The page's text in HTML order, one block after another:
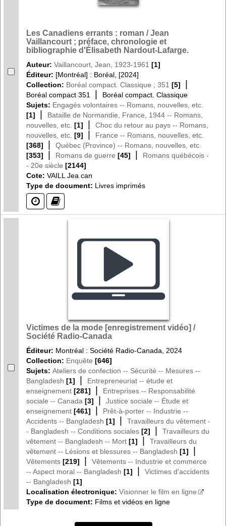
Les Canadiens errants : roman / Jean
Vaillancourt ; préface, chronologie et
bibliographie d'Élisabeth Nardout-Lafarge.
Auteur: Vaillancourt, Jean, 1923-1961 [1]
Éditeur: [Montréal] : Boréal, [2024]
Collection: Boréal compact. Classique ; 351 [5] |
Boréal compact 351 |
Boréal compact. Classique
Sujets: Engagés volontaires -- Romans, nouvelles, etc.
[1]
|
Bataille de Normandie, France, 1944 -- Romans,
nouvelles, etc. [1] |
Choc du retour au pays -- Romans,
nouvelles, etc. [9] |
France -- Romans, nouvelles, etc.
[368]
|
Québec (Province) -- Romans, nouvelles, etc.
[353]
| Romans de guerre [45] |
Romans québécois -
- 20e siècle [2144]
Cote: VAILL Jea can
Type de document: Livres imprimés
(?) (?)
Victimes de la mode [enregistrement vidéo] /
Société Radio-Canada
Éditeur: Montréal : Société Radio-Canada, 2024
Collection: Enquête [646]
Sujets: Ateliers de confection -- Sécurité -- Mesures --
Bangladesh [1] |
Entrepreneuriat -- étude et
enseignement [281] |
Entreprises -- Responsabilité
sociale -- Canada [3] |
Justice sociale -- Étude et
enseignement [461] |
Prêt-à-porter -- Industrie --
Accidents -- Bangladesh [1] |
Travailleurs du vêtement -
- Bangladesh -- Conditions sociales [2] |
Travailleurs du
vêtement -- Bangladesh -- Mort [1] |
Travailleurs du
vêtement -- Lésions et blessures -- Bangladesh [1] |
Vêtements [219] |
Vêtements -- Industrie et commerce
-- Aspect moral -- Bangladesh [1] |
Victimes d'accidents
-- Bangladesh [1]
Localisation électronique: Visionner le film en ligne
Type de document: Films et vidéos en ligne